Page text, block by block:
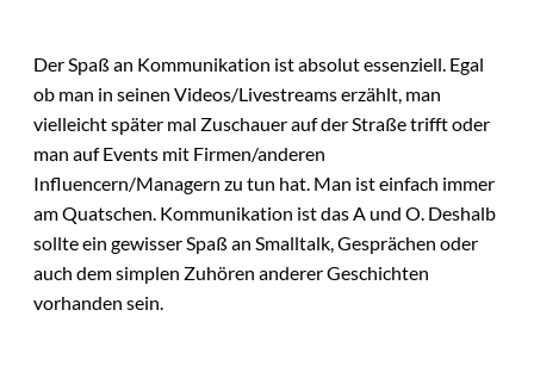
Der Spaß an Kommunikation ist absolut essenziell. Egal
ob man in seinen Videos/Livestreams erzählt, man
vielleicht später mal Zuschauer auf der Straße trifft oder
man auf Events mit Firmen/anderen
Influencern/Managern zu tun hat. Man ist einfach immer
am Quatschen. Kommunikation ist das A und O. Deshalb
sollte ein gewisser Spaß an Smalltalk, Gesprächen oder
auch dem simplen Zuhören anderer Geschichten
vorhanden sein.